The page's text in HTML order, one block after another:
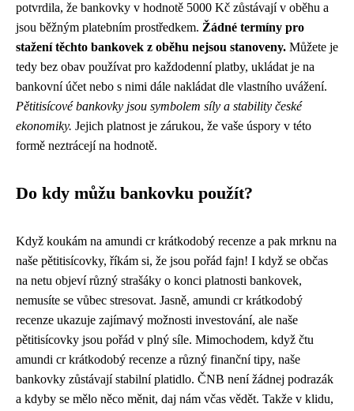
potvrdila, že bankovky v hodnotě 5000 Kč zůstávají v oběhu a
jsou běžným platebním prostředkem. Žádné termíny pro
stažení těchto bankovek z oběhu nejsou stanoveny. Můžete je
tedy bez obav používat pro každodenní platby, ukládat je na
bankovní účet nebo s nimi dále nakládat dle vlastního uvážení.
Pětitisícové bankovky jsou symbolem síly a stability české
ekonomiky. Jejich platnost je zárukou, že vaše úspory v této
formě neztrácejí na hodnotě.
Do kdy můžu bankovku použít?
Když koukám na amundi cr krátkodobý recenze a pak mrknu na
naše pětitisícovky, říkám si, že jsou pořád fajn! I když se občas
na netu objeví různý strašáky o konci platnosti bankovek,
nemusíte se vůbec stresovat. Jasně, amundi cr krátkodobý
recenze ukazuje zajímavý možnosti investování, ale naše
pětitisícovky jsou pořád v plný síle. Mimochodem, když čtu
amundi cr krátkodobý recenze a různý finanční tipy, naše
bankovky zůstávají stabilní platidlo. ČNB není žádnej podrazák
a kdyby se mělo něco měnit, daj nám včas vědět. Takže v klidu,